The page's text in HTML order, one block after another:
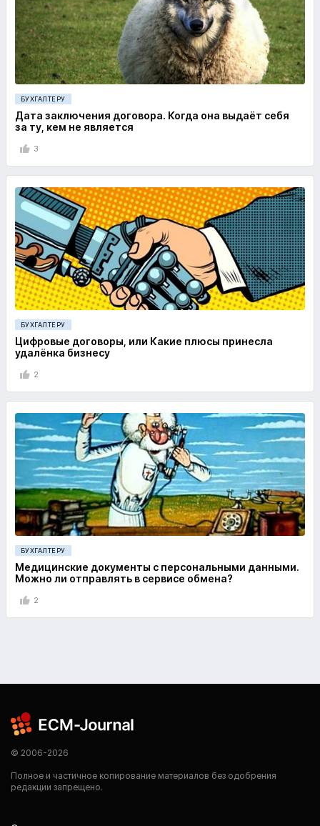
БУХГАЛТЕРУ
Дата заключения договора. Когда она выдаёт себя
за ту, кем не является
3
БУХГАЛТЕРУ
Цифровые договоры, или Какие плюсы принесла
удалёнка бизнесу
2
БУХГАЛТЕРУ
Медицинские документы с персональными данными.
Можно ли отправлять в сервисе обмена?
2
© 2006-2026
Полное и частичное копирование материалов без одобрения
редакции запрещено.